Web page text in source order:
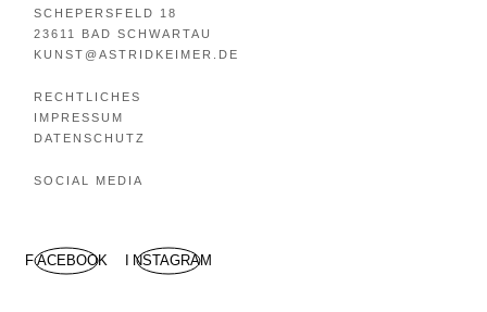
SCHEPERSFELD 18
23611 BAD SCHWARTAU
KUNST@ASTRIDKEIMER.DE
RECHTLICHES
IMPRESSUM
DATENSCHUTZ
SOCIAL MEDIA
FACEBOOK INSTAGRAM